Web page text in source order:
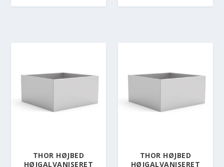
THOR HØJBED
HØJGALVANISERET
THOR HØJBED
HØJGALVANISERET